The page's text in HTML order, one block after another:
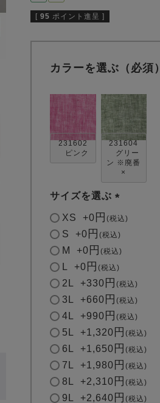
[ 95 ポイント進呈 ]
カラーを選ぶ（必須）
231602
ピンク
231604
グリー
ン ※廃番
×
サイズを選ぶ
(
)
XS +0 税込
S +0 税込
M +0 税込
+0 税込
2L +330 税込
3L +660 税込
4L +990 税込
5L +1,320 税込
6L +1,650 税込
7L +1,980 税込
8L +2,310 税込
9L +2,640 税込